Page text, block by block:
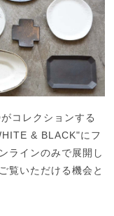
コレクションする
& BLACK"にフ
ラインのみで展開し
覧いただける機会と